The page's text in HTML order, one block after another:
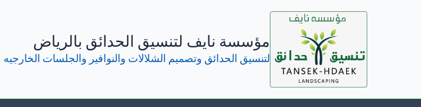
مؤسسة نايف لتنسيق الحدائق بالرياض
لتنسيق الحدائق وتصميم الشلالات والنوافير والجلسات الخارجيه